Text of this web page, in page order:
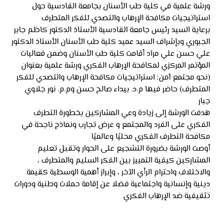
ورشة علمية في كلية طب الأسنان بجامعة القادسية حول
استراتيجيات مكافحة الإرهاب والتصدي للفكر المتطرف
برعاية السيد رئيس جامعة القادسية الأستاذ الدكتور كاظم جابر
الجبوري وبإشراف السيد عميد كلية طب الأسنان الأستاذ الدكتور
علي حسن علي مراد أقامت كلية طب الأسنان وضمن فعاليات
المؤتمر المركزي لمكافحة الإرهاب الفكري ورشة علمية بعنوان
(نحو مجتمع آمن: استراتيجيات مكافحة الإرهاب والتصدي للفكر
المتطرف) حاضر فيها م.د. بيداء صالح حسن وم.م. نور جلاوي
جبار
هدفت الورشة إلى زيادة وعي المشاركين بخطورة التطرف
الفكري على الفرد والمجتمع و عرض تجارب ونماذج ناجحة في
مكافحة التطرف الفكري محليًا وعالميًا
أوصت الورشة بضرورة التشجيع على الحوار وتقبل تعليم
المشاركين كيفية التمييز بين الفكر السليم والمتطرف ،
والاختلاف واحترام الرأي الآخر ، وإبراز أهمية الوسطية كقيمة
دينية وإنسانية واجتماعية فضلا عن إقامة حملات وطنية ودورات
تثقيفية ضد الإرهاب الفكري